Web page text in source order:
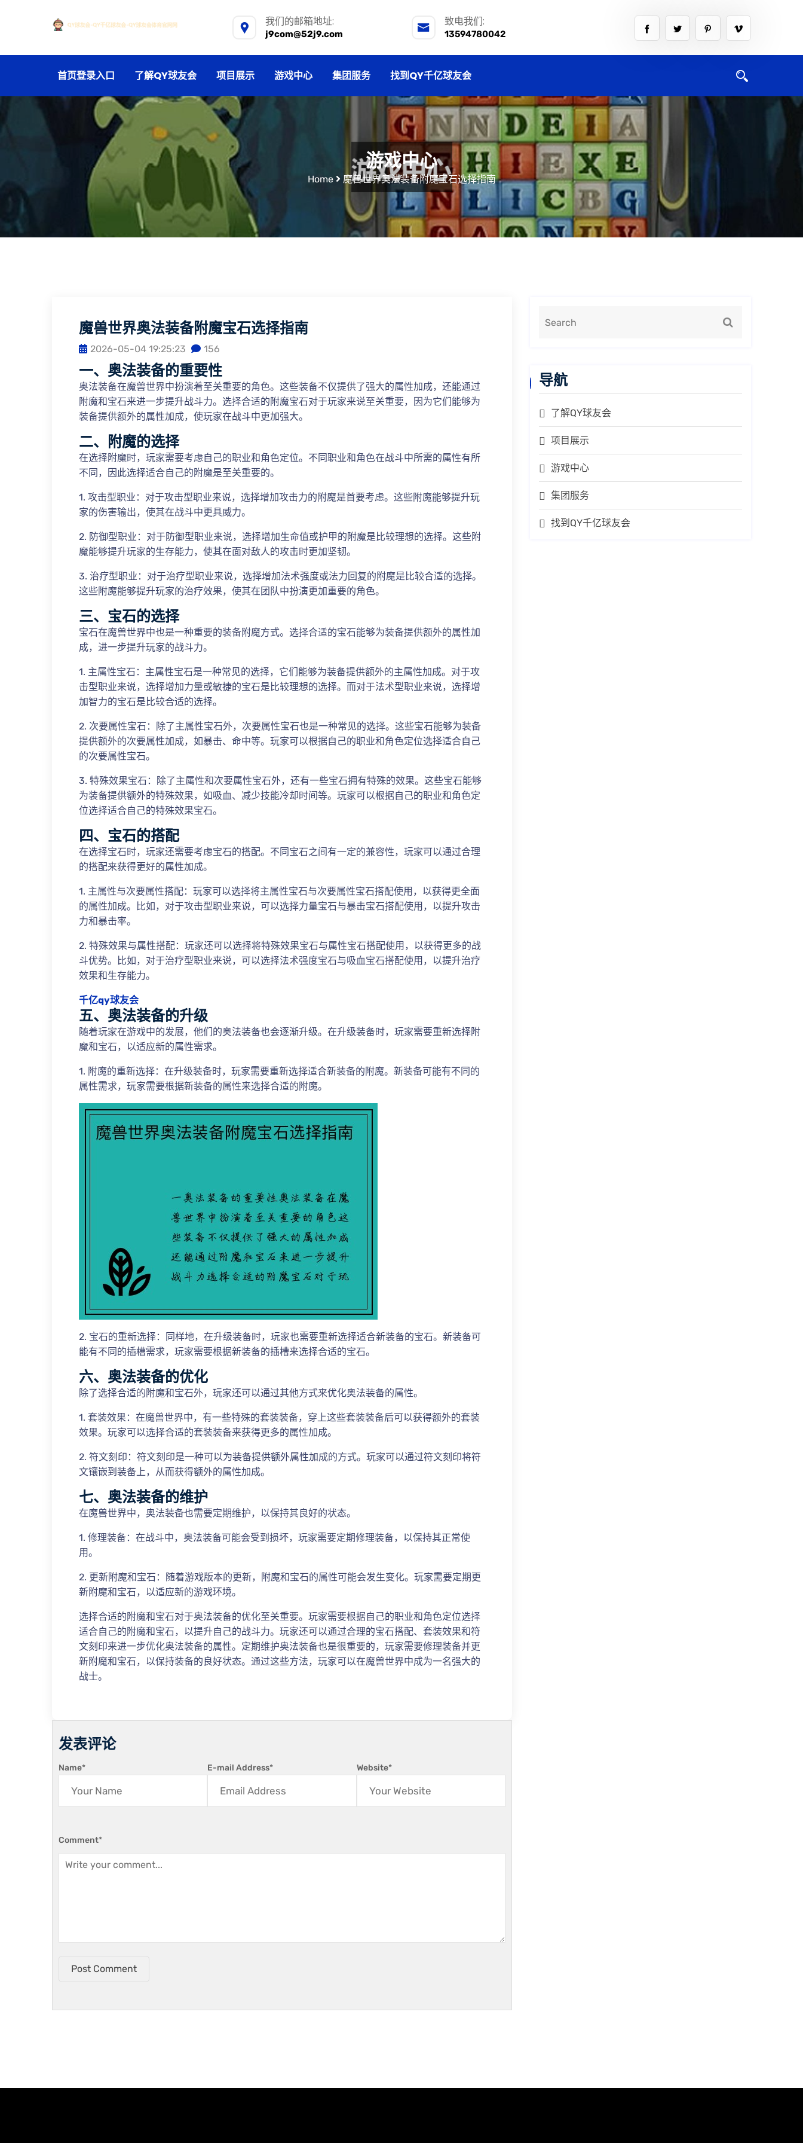
我们的邮箱地址:
j9com@52j9.com
致电我们:
13594780042
首页登录入口 了解QY球友会 项目展示 游戏中心 集团服务 找到QY千亿球友会
游戏中心
Home 魔兽世界奥法装备附魔宝石选择指南
魔兽世界奥法装备附魔宝石选择指南
2026-05-04 19:25:23 156
一、奥法装备的重要性
奥法装备在魔兽世界中扮演着至关重要的角色。这些装备不仅提供了强大的属性加成，还能通过
附魔和宝石来进一步提升战斗力。选择合适的附魔宝石对于玩家来说至关重要，因为它们能够为
装备提供额外的属性加成，使玩家在战斗中更加强大。
二、附魔的选择
在选择附魔时，玩家需要考虑自己的职业和角色定位。不同职业和角色在战斗中所需的属性有所
不同，因此选择适合自己的附魔是至关重要的。
1. 攻击型职业：对于攻击型职业来说，选择增加攻击力的附魔是首要考虑。这些附魔能够提升玩
家的伤害输出，使其在战斗中更具威力。
2. 防御型职业：对于防御型职业来说，选择增加生命值或护甲的附魔是比较理想的选择。这些附
魔能够提升玩家的生存能力，使其在面对敌人的攻击时更加坚韧。
3. 治疗型职业：对于治疗型职业来说，选择增加法术强度或法力回复的附魔是比较合适的选择。
这些附魔能够提升玩家的治疗效果，使其在团队中扮演更加重要的角色。
三、宝石的选择
宝石在魔兽世界中也是一种重要的装备附魔方式。选择合适的宝石能够为装备提供额外的属性加
成，进一步提升玩家的战斗力。
1. 主属性宝石：主属性宝石是一种常见的选择，它们能够为装备提供额外的主属性加成。对于攻
击型职业来说，选择增加力量或敏捷的宝石是比较理想的选择。而对于法术型职业来说，选择增
加智力的宝石是比较合适的选择。
2. 次要属性宝石：除了主属性宝石外，次要属性宝石也是一种常见的选择。这些宝石能够为装备
提供额外的次要属性加成，如暴击、命中等。玩家可以根据自己的职业和角色定位选择适合自己
的次要属性宝石。
3. 特殊效果宝石：除了主属性和次要属性宝石外，还有一些宝石拥有特殊的效果。这些宝石能够
为装备提供额外的特殊效果，如吸血、减少技能冷却时间等。玩家可以根据自己的职业和角色定
位选择适合自己的特殊效果宝石。
四、宝石的搭配
在选择宝石时，玩家还需要考虑宝石的搭配。不同宝石之间有一定的兼容性，玩家可以通过合理
的搭配来获得更好的属性加成。
1. 主属性与次要属性搭配：玩家可以选择将主属性宝石与次要属性宝石搭配使用，以获得更全面
的属性加成。比如，对于攻击型职业来说，可以选择力量宝石与暴击宝石搭配使用，以提升攻击
力和暴击率。
2. 特殊效果与属性搭配：玩家还可以选择将特殊效果宝石与属性宝石搭配使用，以获得更多的战
斗优势。比如，对于治疗型职业来说，可以选择法术强度宝石与吸血宝石搭配使用，以提升治疗
效果和生存能力。
千亿qy球友会
五、奥法装备的升级
随着玩家在游戏中的发展，他们的奥法装备也会逐渐升级。在升级装备时，玩家需要重新选择附
魔和宝石，以适应新的属性需求。
1. 附魔的重新选择：在升级装备时，玩家需要重新选择适合新装备的附魔。新装备可能有不同的
属性需求，玩家需要根据新装备的属性来选择合适的附魔。
2. 宝石的重新选择：同样地，在升级装备时，玩家也需要重新选择适合新装备的宝石。新装备可
能有不同的插槽需求，玩家需要根据新装备的插槽来选择合适的宝石。
六、奥法装备的优化
除了选择合适的附魔和宝石外，玩家还可以通过其他方式来优化奥法装备的属性。
1. 套装效果：在魔兽世界中，有一些特殊的套装装备，穿上这些套装装备后可以获得额外的套装
效果。玩家可以选择合适的套装装备来获得更多的属性加成。
2. 符文刻印：符文刻印是一种可以为装备提供额外属性加成的方式。玩家可以通过符文刻印将符
文镶嵌到装备上，从而获得额外的属性加成。
七、奥法装备的维护
在魔兽世界中，奥法装备也需要定期维护，以保持其良好的状态。
1. 修理装备：在战斗中，奥法装备可能会受到损坏，玩家需要定期修理装备，以保持其正常使
用。
2. 更新附魔和宝石：随着游戏版本的更新，附魔和宝石的属性可能会发生变化。玩家需要定期更
新附魔和宝石，以适应新的游戏环境。
选择合适的附魔和宝石对于奥法装备的优化至关重要。玩家需要根据自己的职业和角色定位选择
适合自己的附魔和宝石，以提升自己的战斗力。玩家还可以通过合理的宝石搭配、套装效果和符
文刻印来进一步优化奥法装备的属性。定期维护奥法装备也是很重要的，玩家需要修理装备并更
新附魔和宝石，以保持装备的良好状态。通过这些方法，玩家可以在魔兽世界中成为一名强大的
战士。
发表评论
Name* E-mail Address* Website*
Comment*
Post Comment
导航
了解QY球友会
项目展示
游戏中心
集团服务
找到QY千亿球友会